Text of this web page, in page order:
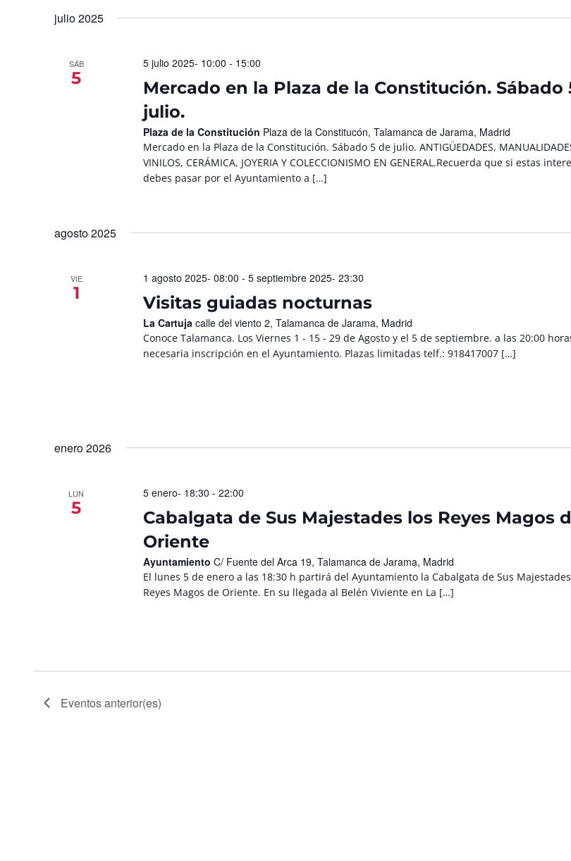
julio 2025
SÁB
5
Mercado en la Plaza de la Constitución. Sábado
julio.
5 julio 2025- 10:00 - 15:00
Plaza de la Constitución Plaza de la Constitucón, Talamanca de Jarama, Madrid
Mercado en la Plaza de la Constitución. Sábado 5 de julio. ANTIGÜEDADES,
VINILOS, CERÁMICA, JOYERIA Y COLECCIONISMO EN GENERAL.Recuerda que si estas
debes pasar por el Ayuntamiento a […]
agosto 2025
VIE
1 Visitas guiadas nocturnas
1 agosto 2025- 08:00 - 5 septiembre 2025- 23:30
La Cartuja calle del viento 2, Talamanca de Jarama, Madrid
Conoce Talamanca. Los Viernes 1 - 15 - 29 de Agosto y el 5 de septiembre. a las 20:00
necesaria inscripción en el Ayuntamiento. Plazas limitadas telf.: 918417007 […]
enero 2026
LUN
5
Cabalgata de Sus Majestades los Reyes Magos
Oriente
5 enero- 18:30 - 22:00
Ayuntamiento C/ Fuente del Arca 19, Talamanca de Jarama, Madrid
El lunes 5 de enero a las 18:30 h partirá del Ayuntamiento la Cabalgata de Sus
Reyes Magos de Oriente. En su llegada al Belén Viviente en La […]
Eventosanterior(es)